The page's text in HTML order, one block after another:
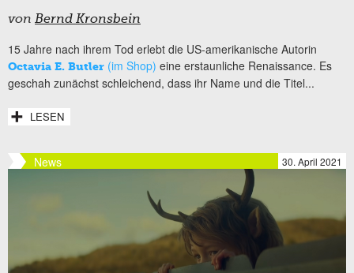
von Bernd Kronsbein
15 Jahre nach ihrem Tod erlebt die US-amerikanische Autorin
Octavia E. Butler (im Shop) eine erstaunliche Renaissance. Es
geschah zunächst schleichend, dass ihr Name und die Titel...
LESEN
News 30. April 2021